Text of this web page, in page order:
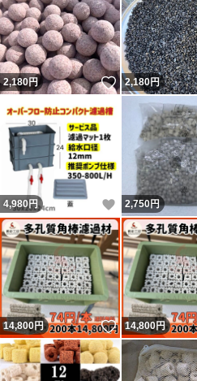
2,180円 いいね！
2,180円
4,980円 いいね！
2,750円
14,800円 いいね！
14,800円